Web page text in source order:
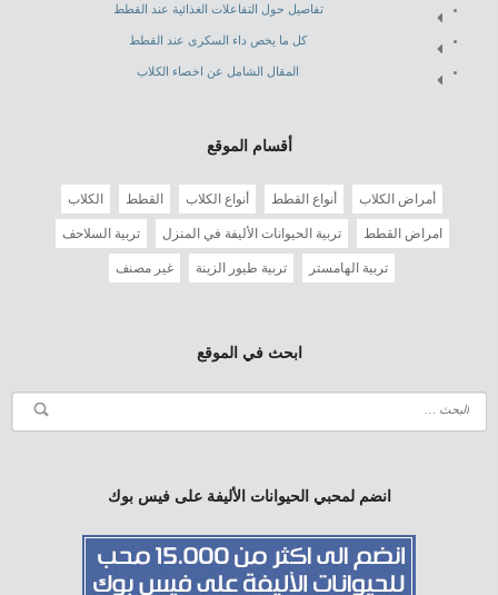
تفاصيل حول التفاعلات الغذائية عند القطط
كل ما يخص داء السكرى عند القطط
المقال الشامل عن اخصاء الكلاب
أقسام الموقع
أمراض الكلاب أنواع القطط أنواع الكلاب القطط الكلاب
امراض القطط تربية الحيوانات الأليفة في المنزل تربية السلاحف
تربية الهامستر تربية طيور الزينة غير مصنف
ابحث في الموقع
انضم لمحبي الحيوانات الأليفة على فيس بوك